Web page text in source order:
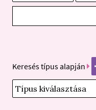
Keresés típus alapján